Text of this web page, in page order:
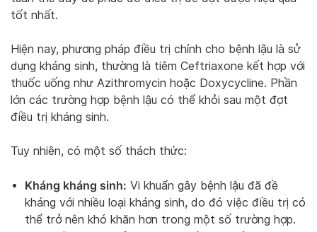
tốt nhất.
Hiện nay, phương pháp điều trị chính cho bệnh lậu là sử
dụng kháng sinh, thường là tiêm Ceftriaxone kết hợp với
thuốc uống như Azithromycin hoặc Doxycycline. Phần
lớn các trường hợp bệnh lậu có thể khỏi sau một đợt
điều trị kháng sinh.
Tuy nhiên, có một số thách thức:
Kháng kháng sinh: Vi khuẩn gây bệnh lậu đã đề
kháng với nhiều loại kháng sinh, do đó việc điều trị có
thể trở nên khó khăn hơn trong một số trường hợp.